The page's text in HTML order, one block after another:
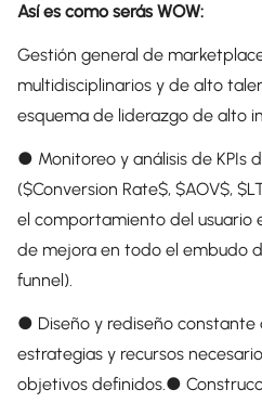
Así es como serás WOW:
Gestión general de
multidisciplinarios y de alto
esquema de liderazgo de alto
● Monitoreo y análisis de KPIs
($Conversion Rate$, $AOV$,
el comportamiento del
de mejora en todo el embudo
funnel).
● Diseño y rediseño constante
estrategias y recursos
objetivos definidos.●